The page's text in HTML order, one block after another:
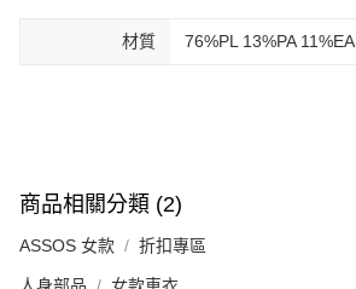
材質 76%PL 13%PA 11%EA
商品相關分類 (2)
ASSOS 女款 折扣專區
人身部品 女款車衣